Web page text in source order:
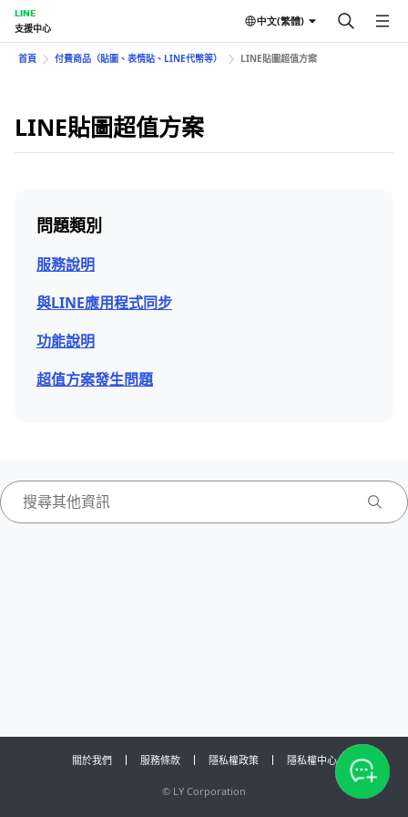
LINE
支援中心
中文(繁體)
首頁 付費商品（貼圖、表情貼、LINE代幣等） LINE貼圖超值方案
LINE貼圖超值方案
問題類別
服務說明
與LINE應用程式同步
功能說明
超值方案發生問題
關於我們 服務條款 隱私權政策 隱私權中心
© LY Corporation